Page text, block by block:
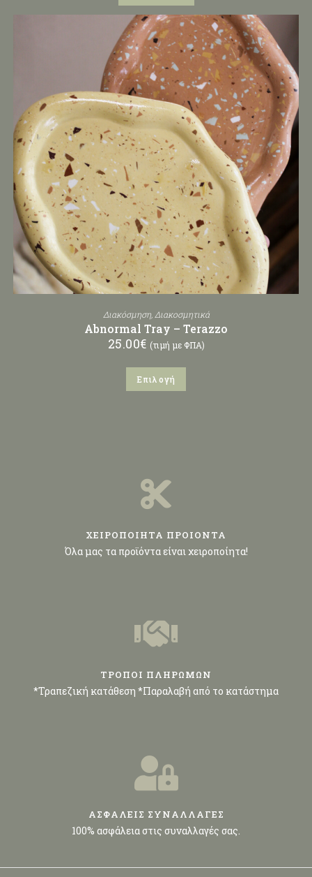
Διακόσμηση, Διακοσμητικά
Abnormal Tray – Terazzo
25.00€ (τιμή με ΦΠΑ)
Επιλογή
ΧΕΙΡΟΠΟΙΗΤΑ ΠΡΟΙΟΝΤΑ
Όλα μας τα προϊόντα είναι χειροποίητα!
ΤΡΟΠΟΙ ΠΛΗΡΩΜΩΝ
*Τραπεζική κατάθεση *Παραλαβή από το κατάστημα
ΑΣΦΑΛΕΙΣ ΣΥΝΑΛΛΑΓΕΣ
100% ασφάλεια στις συναλλαγές σας.